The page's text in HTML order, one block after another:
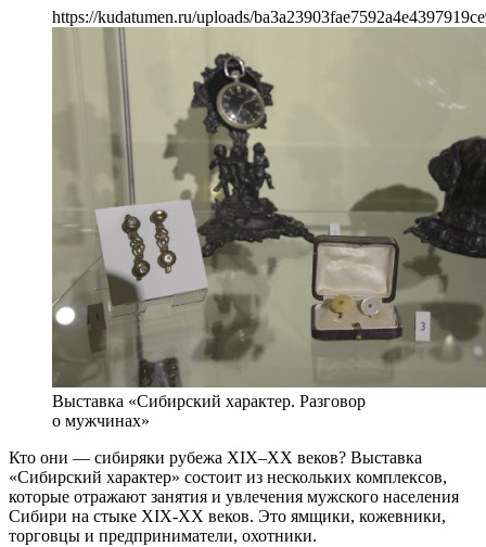
https://kudatumen.ru/uploads/
Выставка «Сибирский характер. Разговор
о мужчинах»
Кто они — сибиряки рубежа XIX–XX веков? Выставка
«Сибирский характер» состоит из нескольких комплексов,
которые отражают занятия и увлечения мужского населения
Сибири на стыке XIX-XX веков. Это ямщики, кожевники,
торговцы и предприниматели, охотники.